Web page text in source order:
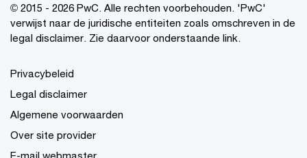
© 2015 - 2026 PwC. Alle rechten voorbehouden. 'PwC'
verwijst naar de juridische entiteiten zoals omschreven in de
legal disclaimer. Zie daarvoor onderstaande link.
Privacybeleid
Legal disclaimer
Algemene voorwaarden
Over site provider
E-mail webmaster